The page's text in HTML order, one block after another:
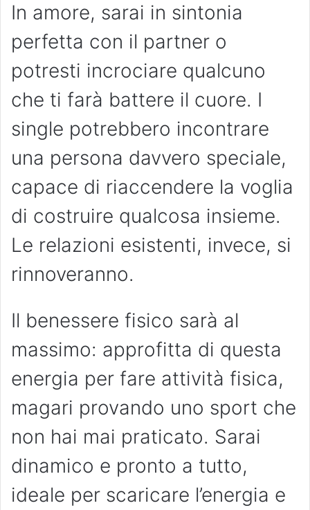
In amore, sarai in sintonia
perfetta con il partner o
potresti incrociare qualcuno
che ti farà battere il cuore. I
single potrebbero incontrare
una persona davvero speciale,
capace di riaccendere la voglia
di costruire qualcosa insieme.
Le relazioni esistenti, invece, si
rinnoveranno.
Il benessere fisico sarà al
massimo: approfitta di questa
energia per fare attività fisica,
magari provando uno sport che
non hai mai praticato. Sarai
dinamico e pronto a tutto,
ideale per scaricare l’energia e